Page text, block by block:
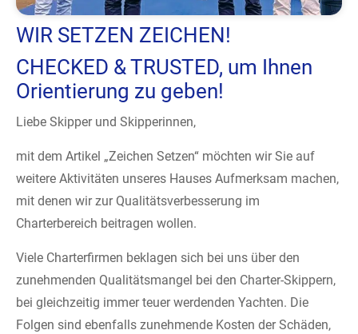
WIR SETZEN ZEICHEN!
CHECKED & TRUSTED, um Ihnen
Orientierung zu geben!
Liebe Skipper und Skipperinnen,
mit dem Artikel „Zeichen Setzen“ möchten wir Sie auf
weitere Aktivitäten unseres Hauses Aufmerksam machen,
mit denen wir zur Qualitätsverbesserung im
Charterbereich beitragen wollen.
Viele Charterfirmen beklagen sich bei uns über den
zunehmenden Qualitätsmangel bei den Charter-Skippern,
bei gleichzeitig immer teuer werdenden Yachten. Die
Folgen sind ebenfalls zunehmende Kosten der Schäden,